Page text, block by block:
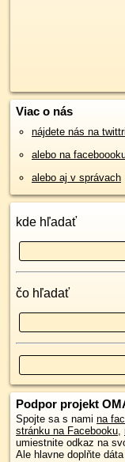
Viac o nás
nájdete nás na twittri
alebo na
alebo aj v správach
kde hľadať
čo hľadať
Podpor projekt
Spojte sa s nami na
stránku na Facebooku,
umiestnite odkaz na
Ale hlavne doplňte